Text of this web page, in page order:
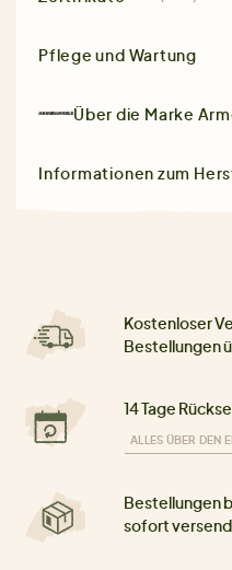
Pflege und Wartung
Über die Marke
Informationen zum
Kostenloser
Bestellungen
14 Tage
ALLES ÜBER DEN
Bestellungen
sofort